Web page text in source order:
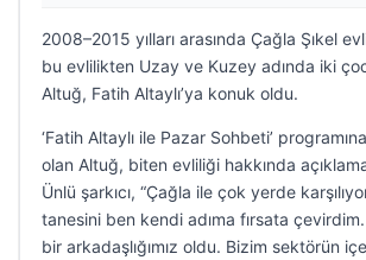
2008–2015 yılları arasında Çağla Şıkel
bu evlilikten Uzay ve Kuzey adında iki
Altuğ, Fatih Altaylı’ya konuk oldu.
‘Fatih Altaylı ile Pazar Sohbeti’
olan Altuğ, biten evliliği hakkında
Ünlü şarkıcı, “Çağla ile çok yerde
tanesini ben kendi adıma fırsata çevirdim.
bir arkadaşlığımız oldu. Bizim sektörün